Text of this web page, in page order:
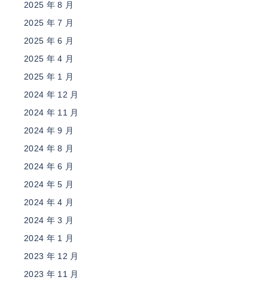
2025 年 8 月
2025 年 7 月
2025 年 6 月
2025 年 4 月
2025 年 1 月
2024 年 12 月
2024 年 11 月
2024 年 9 月
2024 年 8 月
2024 年 6 月
2024 年 5 月
2024 年 4 月
2024 年 3 月
2024 年 1 月
2023 年 12 月
2023 年 11 月